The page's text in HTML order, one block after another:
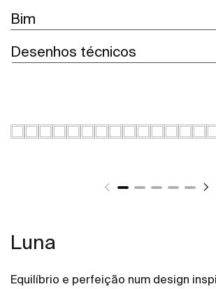
Bim
Desenhos técnicos
Luna
Equilíbrio e perfeição num design